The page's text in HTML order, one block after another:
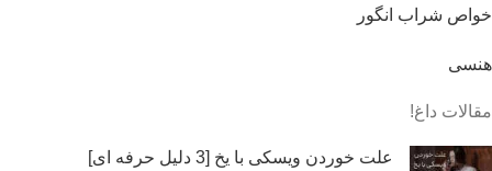
خواص شراب انگور
هنسی
مقالات داغ!
علت خوردن ویسکی با یخ [3 دلیل حرفه ای]